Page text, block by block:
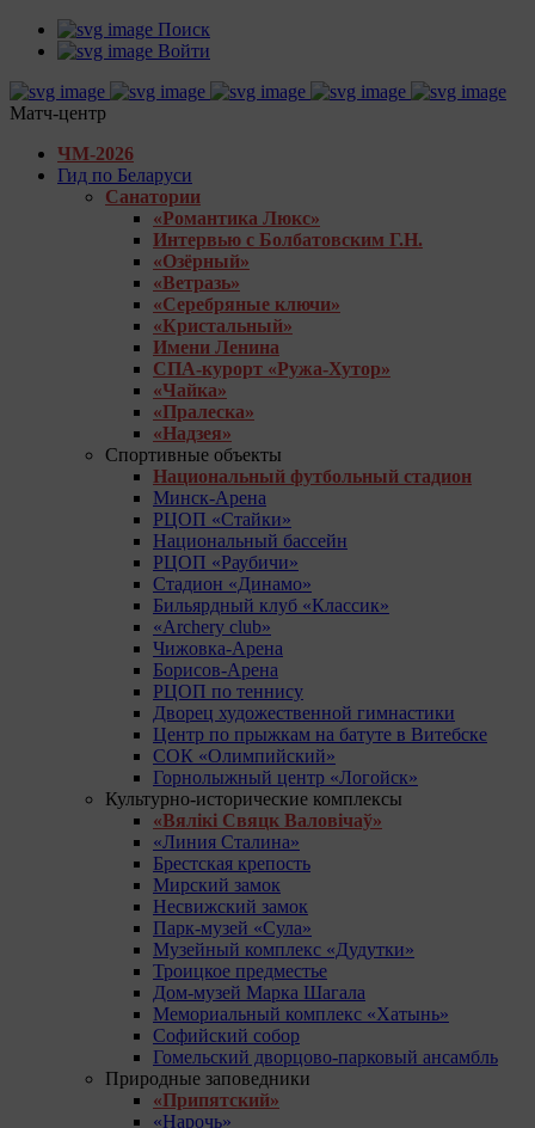
Поиск
Войти
Матч-центр
ЧМ-2026
Гид по Беларуси
Санатории
«Романтика Люкс»
Интервью с Болбатовским Г.Н.
«Озёрный»
«Ветразь»
«Серебряные ключи»
«Кристальный»
Имени Ленина
СПА-курорт «Ружа-Хутор»
«Чайка»
«Пралеска»
«Надзея»
Спортивные объекты
Национальный футбольный стадион
Минск-Арена
РЦОП «Стайки»
Национальный бассейн
РЦОП «Раубичи»
Стадион «Динамо»
Бильярдный клуб «Классик»
«Archery club»
Чижовка-Арена
Борисов-Арена
РЦОП по теннису
Дворец художественной гимнастики
Центр по прыжкам на батуте в Витебске
СОК «Олимпийский»
Горнолыжный центр «Логойск»
Культурно-исторические комплексы
«Вялікі Свяцк Валовічаў»
«Линия Сталина»
Брестская крепость
Мирский замок
Несвижский замок
Парк-музей «Сула»
Музейный комплекс «Дудутки»
Троицкое предместье
Дом-музей Марка Шагала
Мемориальный комплекс «Хатынь»
Софийский собор
Гомельский дворцово-парковый ансамбль
Природные заповедники
«Припятский»
«Нарочь»